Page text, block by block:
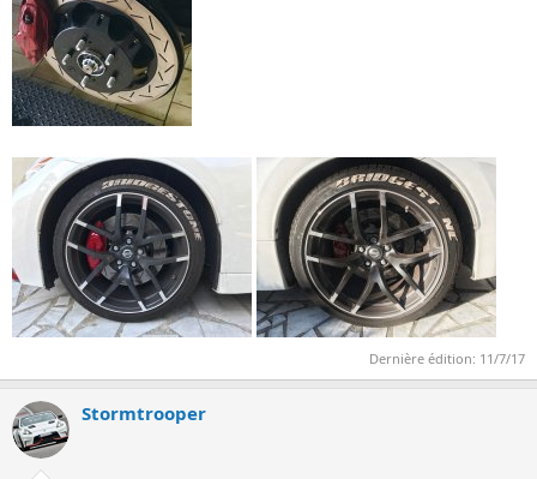
Dernière édition: 11/7/17
Stormtrooper